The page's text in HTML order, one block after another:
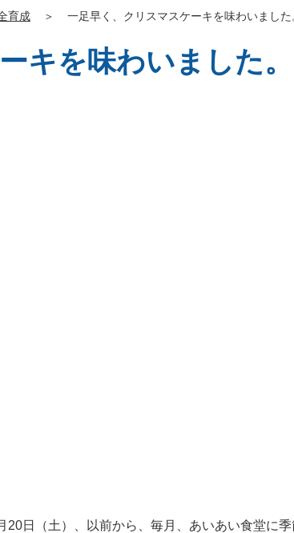
育成 ＞ 一足早く、クリスマスケーキを味わいました
キを味わいました。
日（土）、以前から、毎月、あいあい食堂に